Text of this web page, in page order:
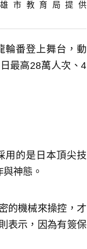
市教育局提供
輪番登上舞台，動
最高28萬人次、4
用的是日本頂尖技
神態。
的機械來操控，才
表示，因為有簽保